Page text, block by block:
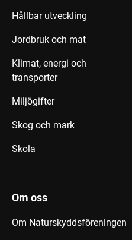
Hållbar utveckling
Jordbruk och mat
Klimat, energi och
transporter
Miljögifter
Skog och mark
Skola
Om oss
Om Naturskyddsföreningen